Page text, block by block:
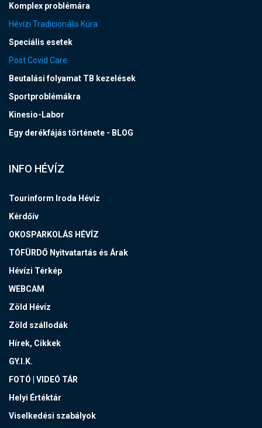
Komplex problémára
Hévízi Tradicionális Kúra
Speciális esetek
Post Covid Care
Beutalási folyamat TB kezelések
Sportproblémákra
Kinesio-Labor
Egy derékfájás története - BLOG
INFO HÉVÍZ
Tourinform Iroda Hévíz
Kérdőív
OKOSPARKOLÁS HÉVÍZ
TÓFÜRDŐ Nyitvatartás és Árak
Hévízi Térkép
WEBCAM
Zöld Hévíz
Zöld szállodák
Hírek, Cikkek
GY.I.K.
FOTÓ | VIDEÓ TÁR
Helyi Értéktár
Viselkedési szabályok